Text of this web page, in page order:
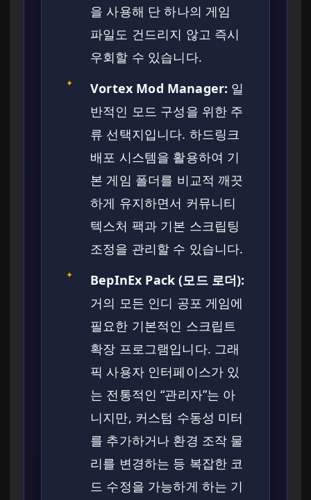
을 사용해 단 하나의 게임
파일도 건드리지 않고 즉시
우회할 수 있습니다.
✦ Vortex Mod Manager: 일
반적인 모드 구성을 위한 주
류 선택지입니다. 하드링크
배포 시스템을 활용하여 기
본 게임 폴더를 비교적 깨끗
하게 유지하면서 커뮤니티
텍스처 팩과 기본 스크립팅
조정을 관리할 수 있습니다.
✦
BepInEx Pack (모드 로더):
거의 모든 인디 공포 게임에
필요한 기본적인 스크립트
확장 프로그램입니다. 그래
픽 사용자 인터페이스가 있
는 전통적인 “관리자”는 아
니지만, 커스텀 수동성 미터
를 추가하거나 환경 조작 물
리를 변경하는 등 복잡한 코
드 수정을 가능하게 하는 기